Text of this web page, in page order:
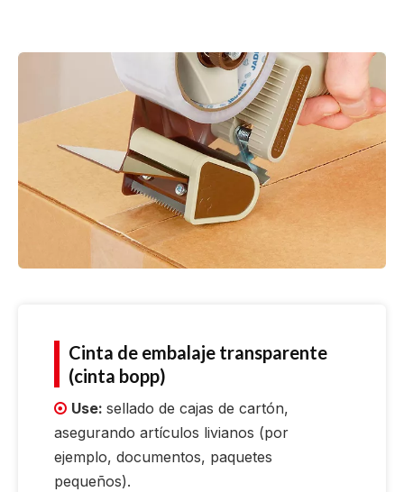
Cinta de embalaje transparente
(cinta bopp)
 Use: sellado de cajas de cartón,
asegurando artículos livianos (por
ejemplo, documentos, paquetes
pequeños).